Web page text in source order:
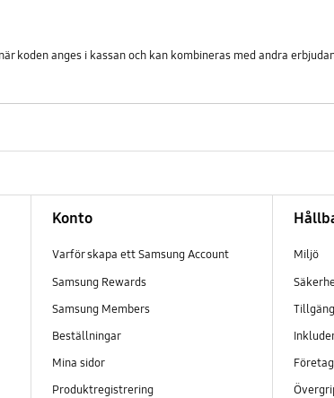
koden anges i kassan och kan kombineras med andra
Konto
Varför skapa ett Samsung Account
Samsung Rewards
Samsung Members
Beställningar
Mina sidor
Produktregistrering
Miljö